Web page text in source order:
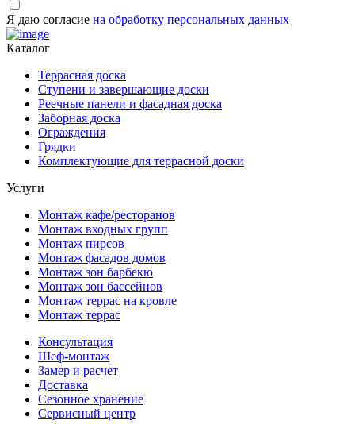
Я даю согласие на обработку персональных данных
Каталог
Террасная доска
Ступени и завершающие доски
Реечные панели и фасадная доска
Заборная доска
Ограждения
Грядки
Комплектующие для террасной доски
Услуги
Монтаж кафе/ресторанов
Монтаж входных групп
Монтаж пирсов
Монтаж фасадов домов
Монтаж зон барбекю
Монтаж зон бассейнов
Монтаж террас на кровле
Монтаж террас
Консультация
Шеф-монтаж
Замер и расчет
Доставка
Сезонное хранение
Сервисный центр